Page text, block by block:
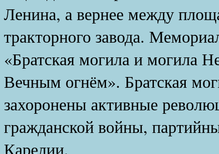
Ленина, а вернее между
тракторного завода.
«Братская могила и могила
Вечным огнём». Братская
захоронены активные
гражданской войны,
Карелии.